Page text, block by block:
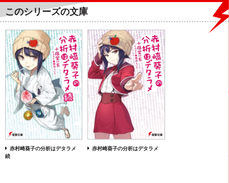
このシリーズの文庫
赤村崎葵子の分析はデタラメ
続
赤村崎葵子の分析はデタラメ